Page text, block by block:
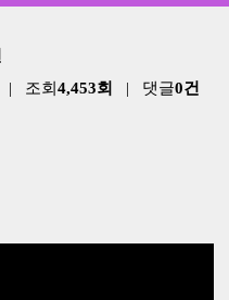
| 조회4,453회 | 댓글0건